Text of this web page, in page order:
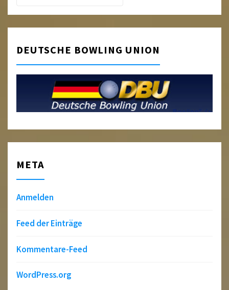
DEUTSCHE BOWLING UNION
META
Anmelden
Feed der Einträge
Kommentare-Feed
WordPress.org